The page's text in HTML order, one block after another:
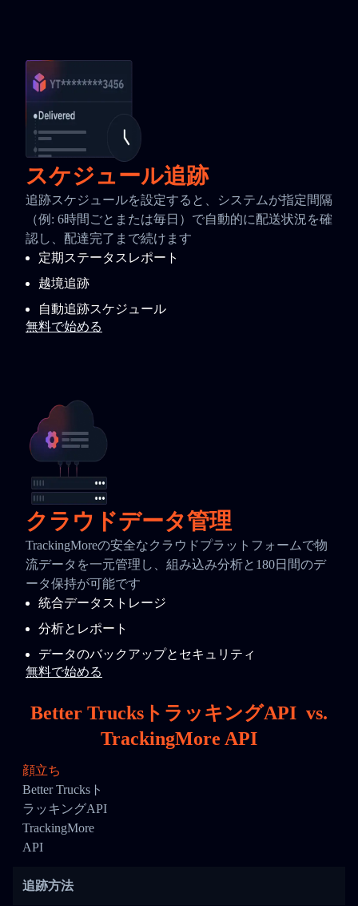
スケジュール追跡
追跡スケジュールを設定すると、システムが指定間隔
（例: 6時間ごとまたは毎日）で自動的に配送状況を確
認し、配達完了まで続けます
定期ステータスレポート
越境追跡
自動追跡スケジュール
無料で始める
クラウドデータ管理
TrackingMoreの安全なクラウドプラットフォームで物
流データを一元管理し、組み込み分析と180日間のデ
ータ保持が可能です
統合データストレージ
分析とレポート
データのバックアップとセキュリティ
無料で始める
Better TrucksトラッキングAPI vs.
TrackingMore API
顔立ち
Better Trucksト
ラッキングAPI
TrackingMore
API
追跡方法